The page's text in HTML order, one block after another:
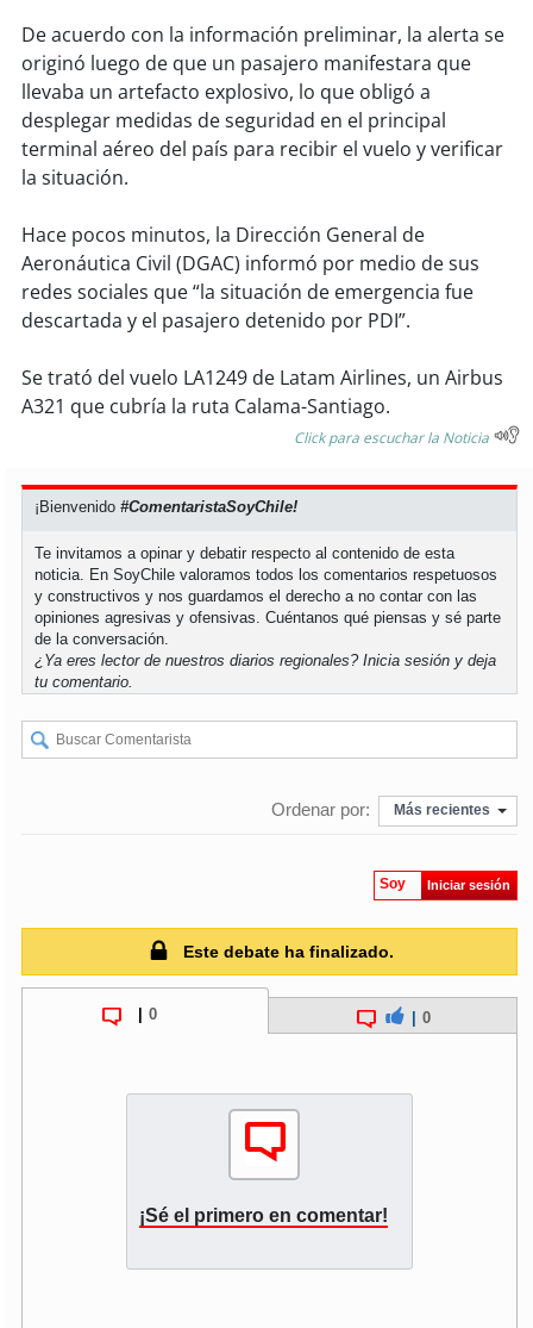
soy chillán
soysancarlos
soytalcahuano
soyconcepción
soycoronel
soytemuco
soypuertomontt
soychiloé
De acuerdo con la información preliminar, la alerta se
originó luego de que un pasajero manifestara que
llevaba un artefacto explosivo, lo que obligó a
desplegar medidas de seguridad en el principal
terminal aéreo del país para recibir el vuelo y verificar
la situación.
Hace pocos minutos, la Dirección General de
Aeronáutica Civil (DGAC) informó por medio de sus
redes sociales que “la situación de emergencia fue
descartada y el pasajero detenido por PDI”.
Se trató del vuelo LA1249 de Latam Airlines, un Airbus
A321 que cubría la ruta Calama-Santiago.
Click para escuchar la Noticia
¡Bienvenido#ComentaristaSoyChile!
Te invitamos a opinar y debatir respecto al contenido de esta
noticia. En SoyChile valoramos todos los comentarios respetuosos
y constructivos y nos guardamos el derecho a no contar con las
opiniones agresivas y ofensivas. Cuéntanos qué piensas y sé parte
de la conversación.
¿Ya eres lector de nuestros diarios regionales?Inicia sesión y deja
tu comentario.
Ordenar por: Más recientes
Soy Iniciar sesión
Este debate ha finalizado.
0 0
¡Sé el primero en comentar!